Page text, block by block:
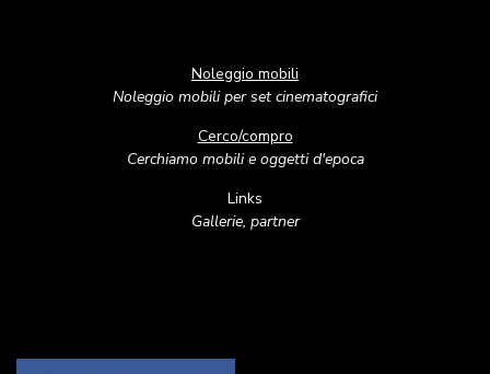
Noleggio mobili
Noleggio mobili per set cinematografici
Cerco/compro
Cerchiamo mobili e oggetti d'epoca
Links
Gallerie, partner